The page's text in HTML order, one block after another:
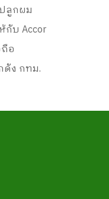
ลูกผม
บ Accor
อ
ดัง กทม.